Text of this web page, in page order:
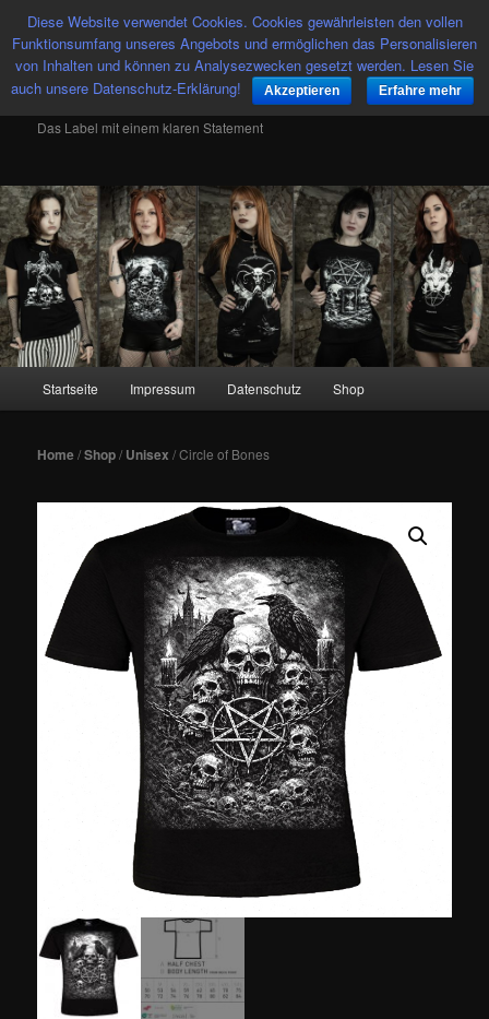
Tributica Streetwear
Das Label mit einem klaren Statement
Zum
Startseite Impressum Datenschutz Shop
Home/Shop/ Unisex / Circle of Bones
Diese Website verwendet Cookies. Cookies gewährleisten den vollen
Funktionsumfang unseres Angebots und ermöglichen das Personalisieren
von Inhalten und können zu Analysezwecken gesetzt werden. Lesen Sie
auch unsere Datenschutz-Erklärung!
Akzeptieren Erfahre mehr